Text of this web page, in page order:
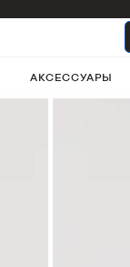
АКСЕССУАРЫ